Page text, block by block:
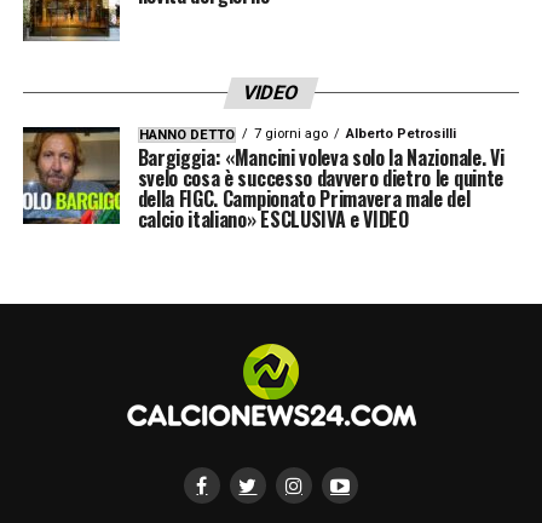
VIDEO
HANNO DETTO 7 giorni ago Alberto Petrosilli
Bargiggia: «Mancini voleva solo la Nazionale. Vi
svelo cosa è successo davvero dietro le quinte
della FIGC. Campionato Primavera male del
calcio italiano» ESCLUSIVA e VIDEO